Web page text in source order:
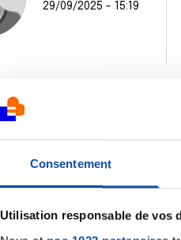
Consentement
Utilisation responsable de vos
29/09/2025 - 15:19